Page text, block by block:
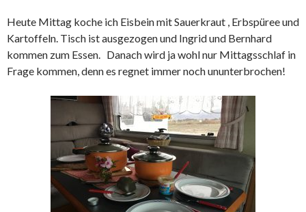
Heute Mittag koche ich Eisbein mit Sauerkraut , Erbspüree und
Kartoffeln. Tisch ist ausgezogen und Ingrid und Bernhard
kommen zum Essen. Danach wird ja wohl nur Mittagsschlaf in
Frage kommen, denn es regnet immer noch ununterbrochen!